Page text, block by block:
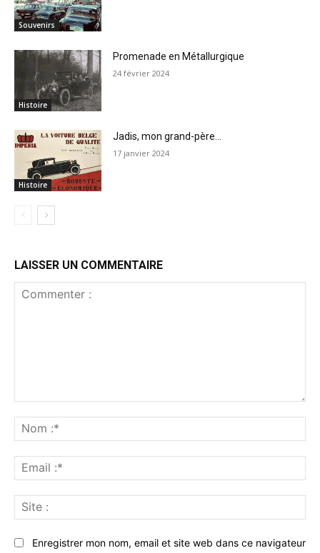
Souvenirs
Histoire
Promenade en Métallurgique
24 février 2024
Histoire
Jadis, mon grand-père…
17 janvier 2024
LAISSER UN COMMENTAIRE
:*
:*
:
Enregistrer mon nom, email et site web dans ce navigateur